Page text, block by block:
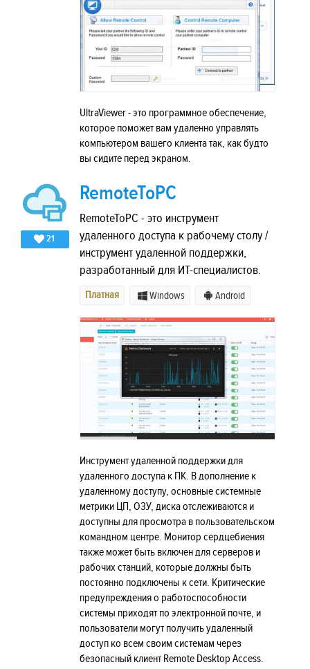
UltraViewer - это программное обеспечение,
которое поможет вам удаленно управлять
компьютером вашего клиента так, как будто
вы сидите перед экраном.
21
RemoteToPC
RemoteToPC - это инструмент
удаленного доступа к рабочему столу /
инструмент удаленной поддержки,
разработанный для ИТ-специалистов.
Платная Windows Android
Инструмент удаленной поддержки для
удаленного доступа к ПК. В дополнение к
удаленному доступу, основные системные
метрики ЦП, ОЗУ, диска отслеживаются и
доступны для просмотра в пользовательском
командном центре. Монитор сердцебиения
также может быть включен для серверов и
рабочих станций, которые должны быть
постоянно подключены к сети. Критические
предупреждения о работоспособности
системы приходят по электронной почте, и
пользователи могут получить удаленный
доступ ко всем своим системам через
безопасный клиент Remote Desktop Access.